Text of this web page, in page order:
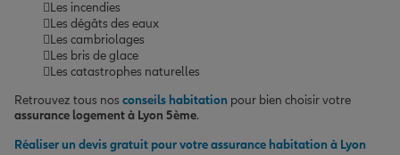
Les incendies
Les dégâts des eaux
Les cambriolages
Les bris de glace
Les catastrophes naturelles
Retrouvez tous nos conseils habitation pour bien choisir votre
assurance logement à Lyon 5ème.
Réaliser un devis gratuit pour votre assurance habitation à Lyon